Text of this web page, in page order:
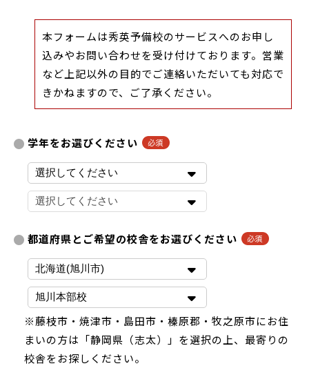
本フォームは秀英予備校のサービスへのお申し
込みやお問い合わせを受け付けております。営業
など上記以外の目的でご連絡いただいても対応で
きかねますので、ご了承ください。
学年をお選びください
都道府県とご希望の校舎をお選びください
※藤枝市・焼津市・島田市・榛原郡・牧之原市にお住
まいの方は「静岡県（志太）」を選択の上、最寄りの
校舎をお探しください。